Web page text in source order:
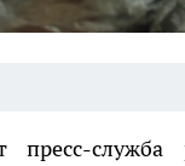
пресс-